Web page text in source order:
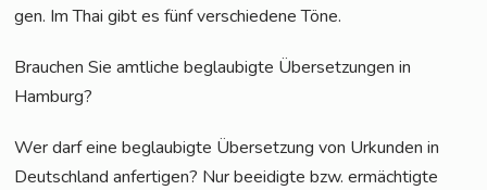
gen. Im Thai gibt es fünf ver­schie­de­ne Töne.
Brau­chen Sie amt­li­che beglau­big­te Über­set­zun­gen in
Hamburg?
Wer darf eine beglau­big­te Über­set­zung von Urkun­den in
Deutsch­land anfer­ti­gen? Nur beei­dig­te bzw. ermäch­tig­te